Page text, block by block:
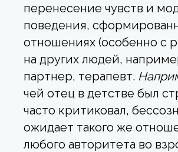
перенесение чувств и
поведения,
отношениях (особенно с
на других людей,
партнер, терапевт.
чей отец в детстве был
часто критиковал,
ожидает такого же
любого авторитета во